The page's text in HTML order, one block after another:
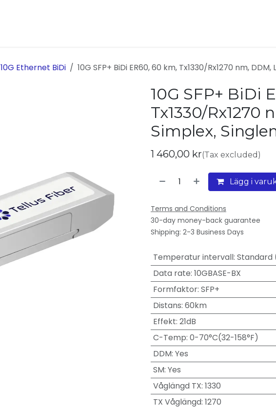
10G Ethernet BiDi 10G SFP+ BiDi ER60, 60 km, Tx1330/Rx1270 nm,
10G SFP+ BiDi
Tx1330/Rx1270
Simplex,
1 460,00 kr(Tax excluded)
Lägg i
Terms and Conditions
30-day money-back guarantee
Shipping: 2-3 Business Days
Temperatur intervall: Standard
Data rate: 10GBASE-BX
Formfaktor: SFP+
Distans: 60km
Effekt: 21dB
C-Temp: 0-70°C(32-158°F)
DDM: Yes
SM: Yes
Våglängd TX: 1330
TX Våglängd: 1270